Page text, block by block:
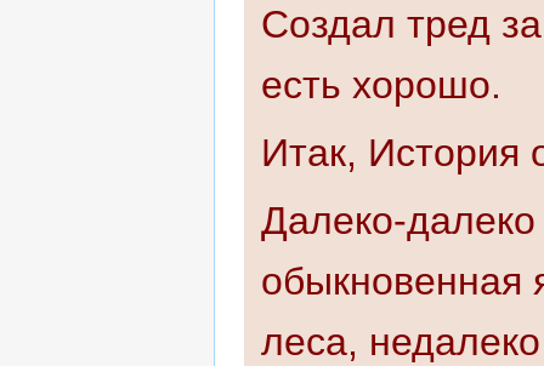
Создал тред
есть хорошо.
Итак, История
Далеко-далеко
обыкновенная
леса,